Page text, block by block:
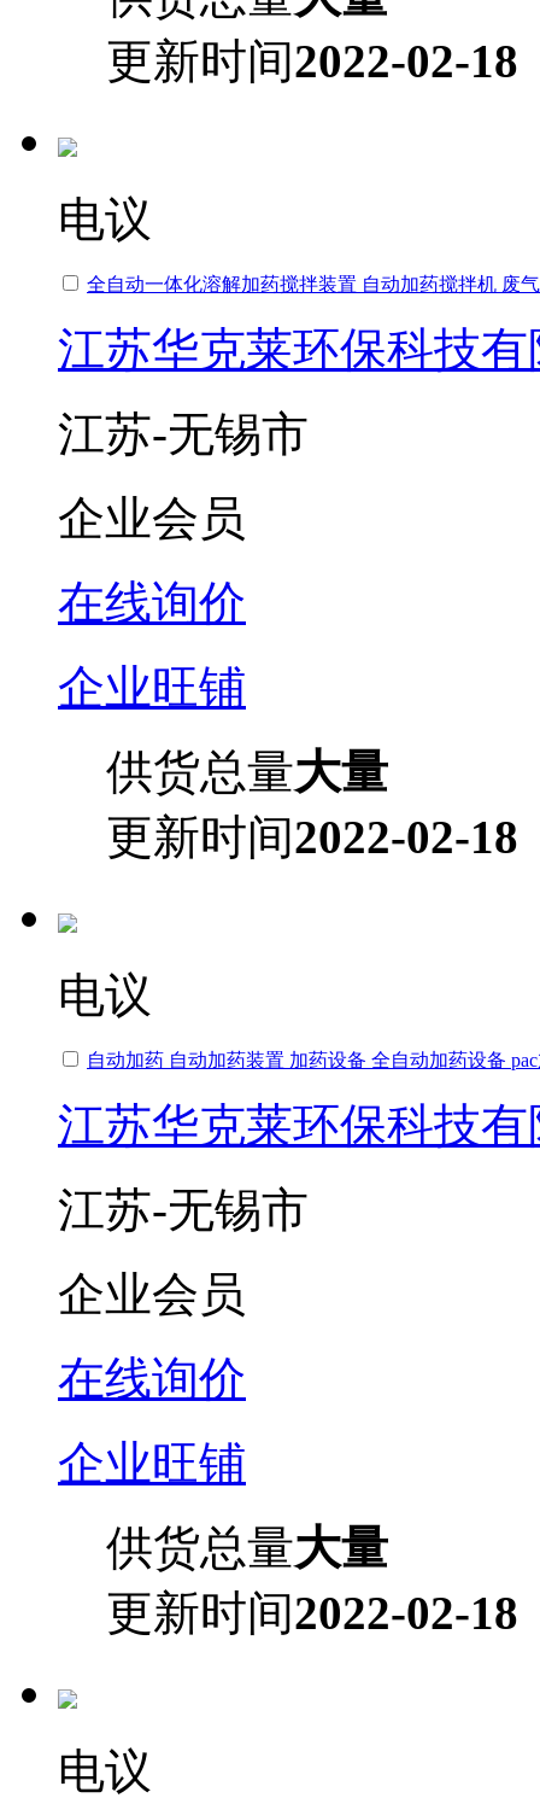
更新时间2022-02-18
电议
全自动一体化溶解加药搅拌装置 自动加药搅拌机 废
江苏华克莱环保科技
江苏-无锡市
企业会员
在线询价
企业旺铺
供货总量大量
更新时间2022-02-18
电议
自动加药 自动加药装置 加药设备 全自动加药设备
江苏华克莱环保科技
江苏-无锡市
企业会员
在线询价
企业旺铺
供货总量大量
更新时间2022-02-18
电议